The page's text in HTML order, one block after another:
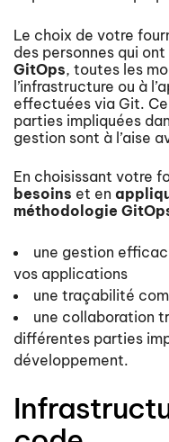
Le choix de votre
des personnes qui
GitOps, toutes les
l’infrastructure ou à
effectuées via Git.
parties impliquées
gestion sont à l’aise
En choisissant votre
besoins et en
méthodologie
une gestion
vos applications
une traçabilité
une collaboration
différentes parties
développement.